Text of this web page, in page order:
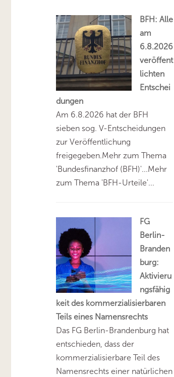
BFH: Alle
am
6.8.2026
veröffent
lichten
Entschei
dungen
Am 6.8.2026 hat der BFH
sieben sog. V-Entscheidungen
zur Veröffentlichung
freigegeben.Mehr zum Thema
'Bundesfinanzhof (BFH)'...Mehr
zum Thema 'BFH-Urteile'...
FG
Berlin-
Branden
burg:
Aktivieru
ngsfähig
keit des kommerzialisierbaren
Teils eines Namensrechts
Das FG Berlin-Brandenburg hat
entschieden, dass der
kommerzialisierbare Teil des
Namensrechts einer natürlichen